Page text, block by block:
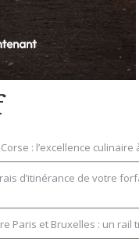
: l’excellence culinaire
d’itinérance de votre
Paris et Bruxelles : un rail